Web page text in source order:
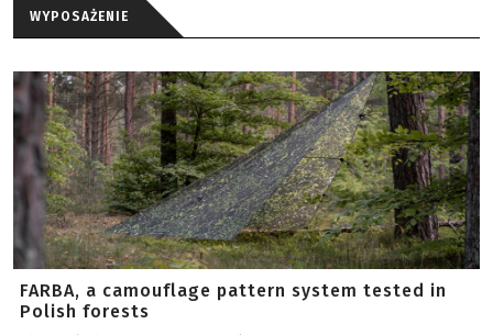
WYPOSAŻENIE
FARBA, a camouflage pattern system tested in
Polish forests